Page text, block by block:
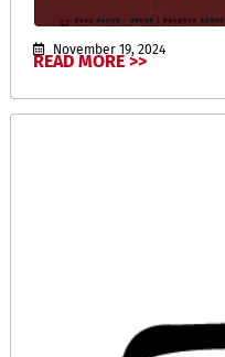
November 19, 2024
READ MORE >>